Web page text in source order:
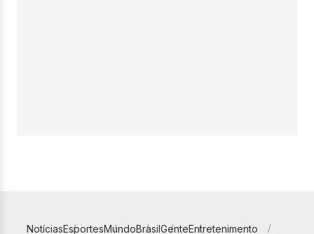
NotíciasEsportesMundoBrasilGenteEntretenimento